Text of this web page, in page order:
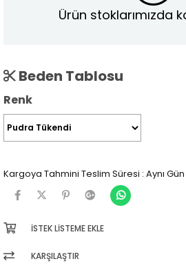
Ürün stoklarımızda
Beden Tablosu
Renk
Kargoya Tahmini Teslim Süresi : Aynı Gün
İSTEK LISTEME EKLE
KARŞILAŞTIR